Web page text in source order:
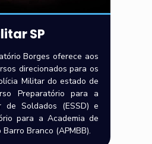
SP
Borges oferece aos
direcionados para os
Militar do estado de
Preparatório para a
de Soldados (ESSD) e
para a Academia de
Branco (APMBB).